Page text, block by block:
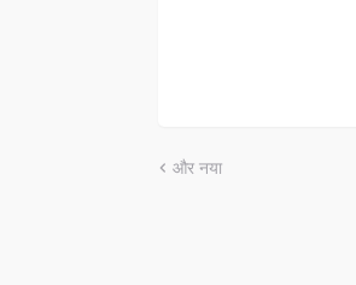
और नया